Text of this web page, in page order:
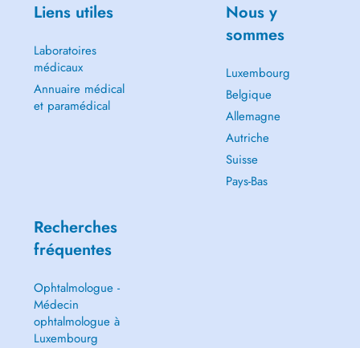
Liens utiles
Laboratoires
médicaux
Annuaire médical
et paramédical
Nous y
sommes
Luxembourg
Belgique
Allemagne
Autriche
Suisse
Pays-Bas
Recherches
fréquentes
Ophtalmologue -
Médecin
ophtalmologue à
Luxembourg